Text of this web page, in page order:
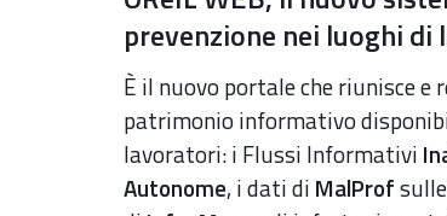
prevenzione nei luoghi di
È il nuovo portale che riunisce e
patrimonio informativo
lavoratori: i Flussi Informativi
Autonome, i dati di MalProf